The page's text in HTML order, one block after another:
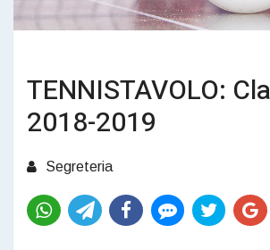
TENNISTAVOLO:
2018-2019
Segreteria